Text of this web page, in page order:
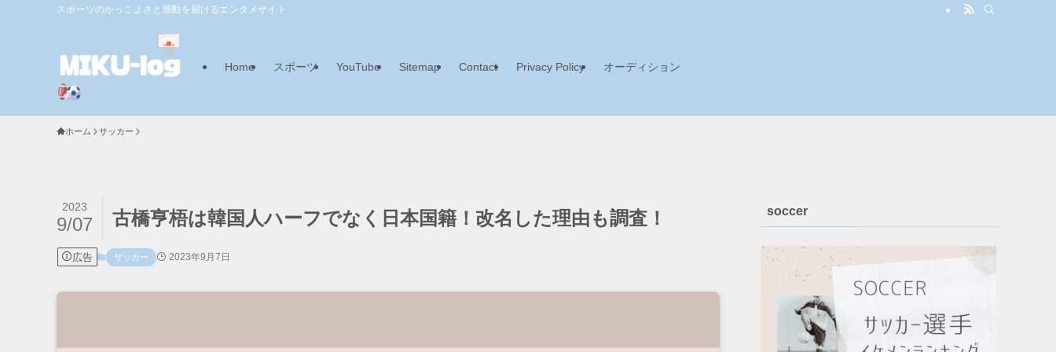
スポーツのかっこよさと感動を届けるエンタメサイト
Home スポーツ YouTube Sitemap Contact Privacy Policy オーディション
ホーム サッカー
古橋亨梧は韓国人ハーフでなく日本国籍！改名した理由も調査！
2023
9/07
広告 サッカー 2023年9月7日
soccer